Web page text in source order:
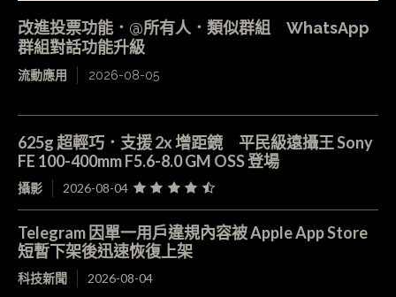
改進投票功能．@所有人．類似群組 WhatsApp
群組對話功能升級
流動應用 2026-08-05
625g 超輕巧．支援 2x 增距鏡 平民級遠攝王 Sony
FE 100-400mm F5.6-8.0 GM OSS 登場
攝影 2026-08-04
Telegram 因單一用戶違規內容被 Apple App Store
短暫下架後迅速恢復上架
科技新聞 2026-08-04